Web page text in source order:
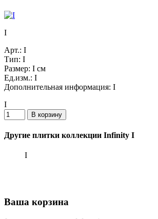
I
Арт.: I
Тип: I
Размер: I см
Ед.изм.: I
Дополнительная информация: I
I
Другие плитки коллекции Infinity I
I
Ваша корзина